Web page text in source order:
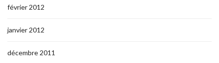
février 2012
janvier 2012
décembre 2011